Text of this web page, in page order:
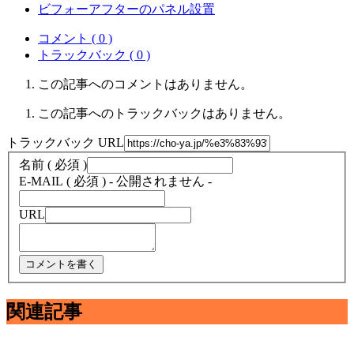
ビフォーアフターのパネル設置
コメント ( 0 )
トラックバック ( 0 )
この記事へのコメントはありません。
この記事へのトラックバックはありません。
トラックバック URL
名前 ( 必須 )
E-MAIL ( 必須 ) - 公開されません -
URL
関連記事